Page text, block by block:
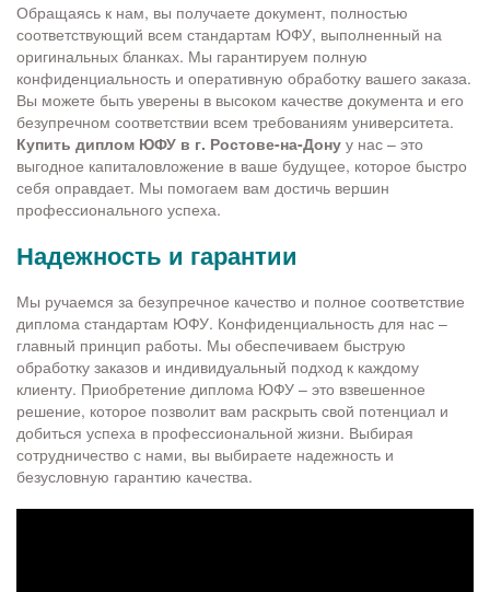
Обращаясь к нам, вы получаете документ, полностью
соответствующий всем стандартам ЮФУ, выполненный на
оригинальных бланках. Мы гарантируем полную
конфиденциальность и оперативную обработку вашего заказа.
Вы можете быть уверены в высоком качестве документа и его
безупречном соответствии всем требованиям университета.
Купить диплом ЮФУ в г. Ростове-на-Дону у нас – это
выгодное капиталовложение в ваше будущее, которое быстро
себя оправдает. Мы помогаем вам достичь вершин
профессионального успеха.
Надежность и гарантии
Мы ручаемся за безупречное качество и полное соответствие
диплома стандартам ЮФУ. Конфиденциальность для нас –
главный принцип работы. Мы обеспечиваем быструю
обработку заказов и индивидуальный подход к каждому
клиенту. Приобретение диплома ЮФУ – это взвешенное
решение, которое позволит вам раскрыть свой потенциал и
добиться успеха в профессиональной жизни. Выбирая
сотрудничество с нами, вы выбираете надежность и
безусловную гарантию качества.